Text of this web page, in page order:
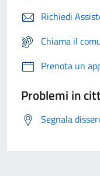
Richiedi
Chiama il
Prenota un
Problemi in
Segnala